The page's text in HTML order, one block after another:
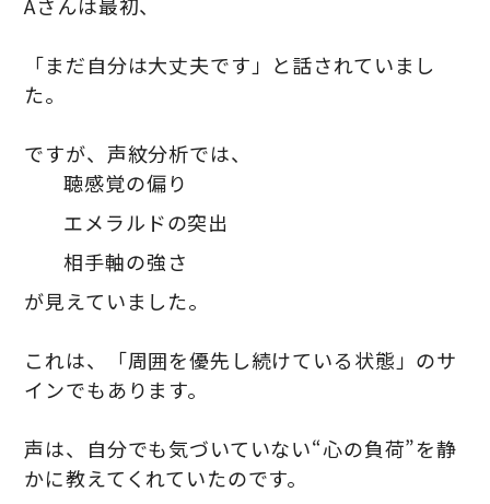
Aさんは最初、
「まだ自分は大丈夫です」と話されていまし
た。
ですが、声紋分析では、
聴感覚の偏り
エメラルドの突出
相手軸の強さ
が見えていました。
これは、「周囲を優先し続けている状態」のサ
インでもあります。
声は、自分でも気づいていない“心の負荷”を静
かに教えてくれていたのです。